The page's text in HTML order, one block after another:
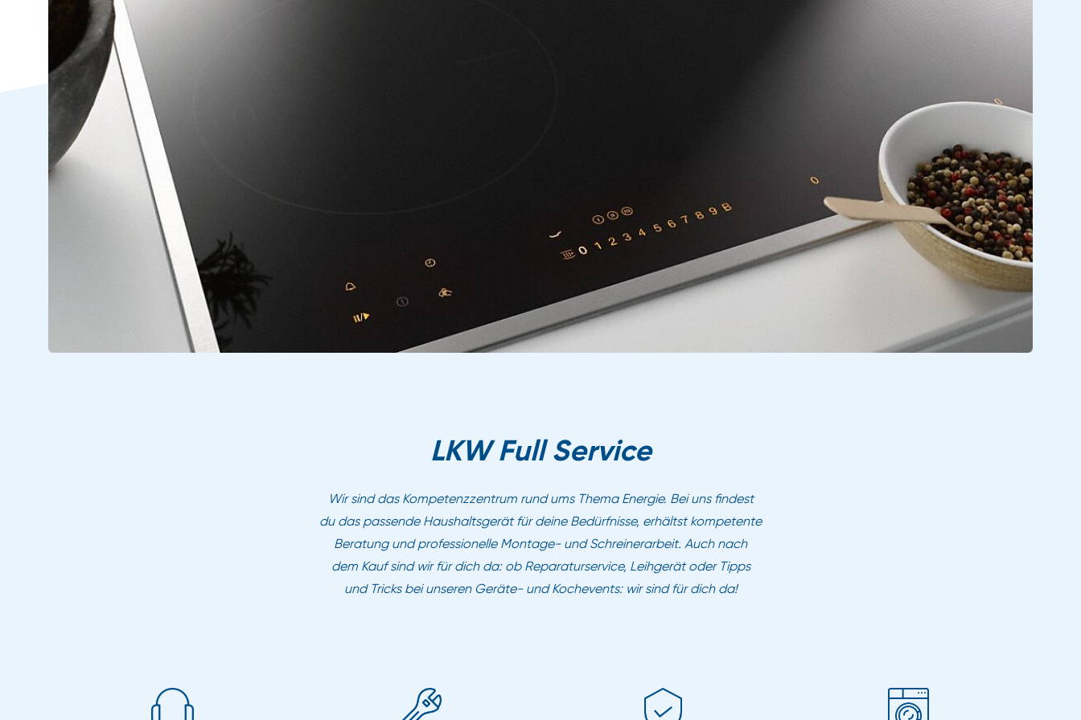
LKW Full Service
Wir sind das Kompetenzzentrum rund ums Thema Energie. Bei uns findest
du das passende Haushaltsgerät für deine Bedürfnisse, erhältst kompetente
Beratung und professionelle Montage- und Schreinerarbeit. Auch nach
dem Kauf sind wir für dich da: ob Reparaturservice, Leihgerät oder Tipps
und Tricks bei unseren Geräte- und Kochevents: wir sind für dich da!